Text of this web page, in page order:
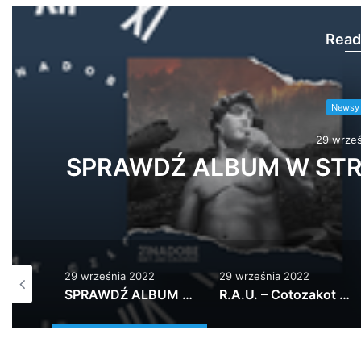
Newsy
29
29 września 2022
SPRAWDŹ ALBUM W STREAMIE: ZAMÓW WERSJ…
29 września 2022
R.A.U. – Cotozakot feat. Aleksandra Kasprzyk – Klaser vol.2